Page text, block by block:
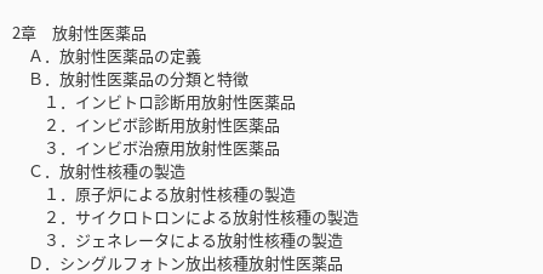
2章 放射性医薬品
Ａ．放射性医薬品の定義
Ｂ．放射性医薬品の分類と特徴
１．インビトロ診断用放射性医薬品
２．インビボ診断用放射性医薬品
３．インビボ治療用放射性医薬品
Ｃ．放射性核種の製造
１．原子炉による放射性核種の製造
２．サイクロトロンによる放射性核種の製造
３．ジェネレータによる放射性核種の製造
Ｄ．シングルフォトン放出核種放射性医薬品